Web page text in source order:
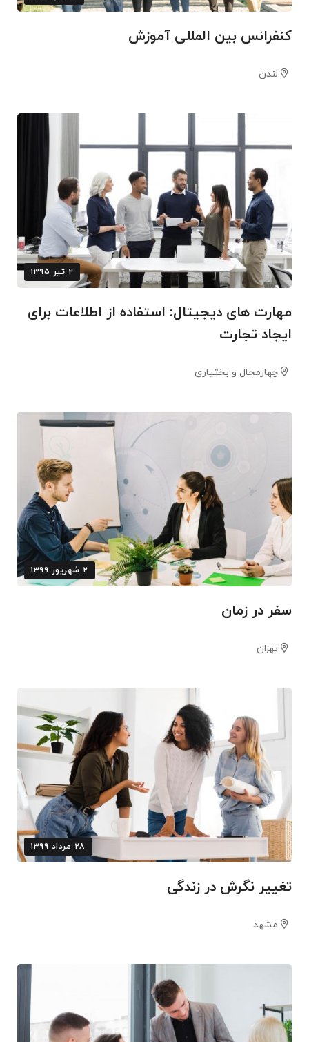
کنفرانس بین المللی آموزش
لندن
۲ تیر ۱۳۹۵
مهارت های دیجیتال: استفاده از اطلاعات برای
ایجاد تجارت
چهارمحال و بختیاری
۲ شهریور ۱۳۹۹
سفر در زمان
تهران
۲۸ مرداد ۱۳۹۹
تغییر نگرش در زندگی
مشهد